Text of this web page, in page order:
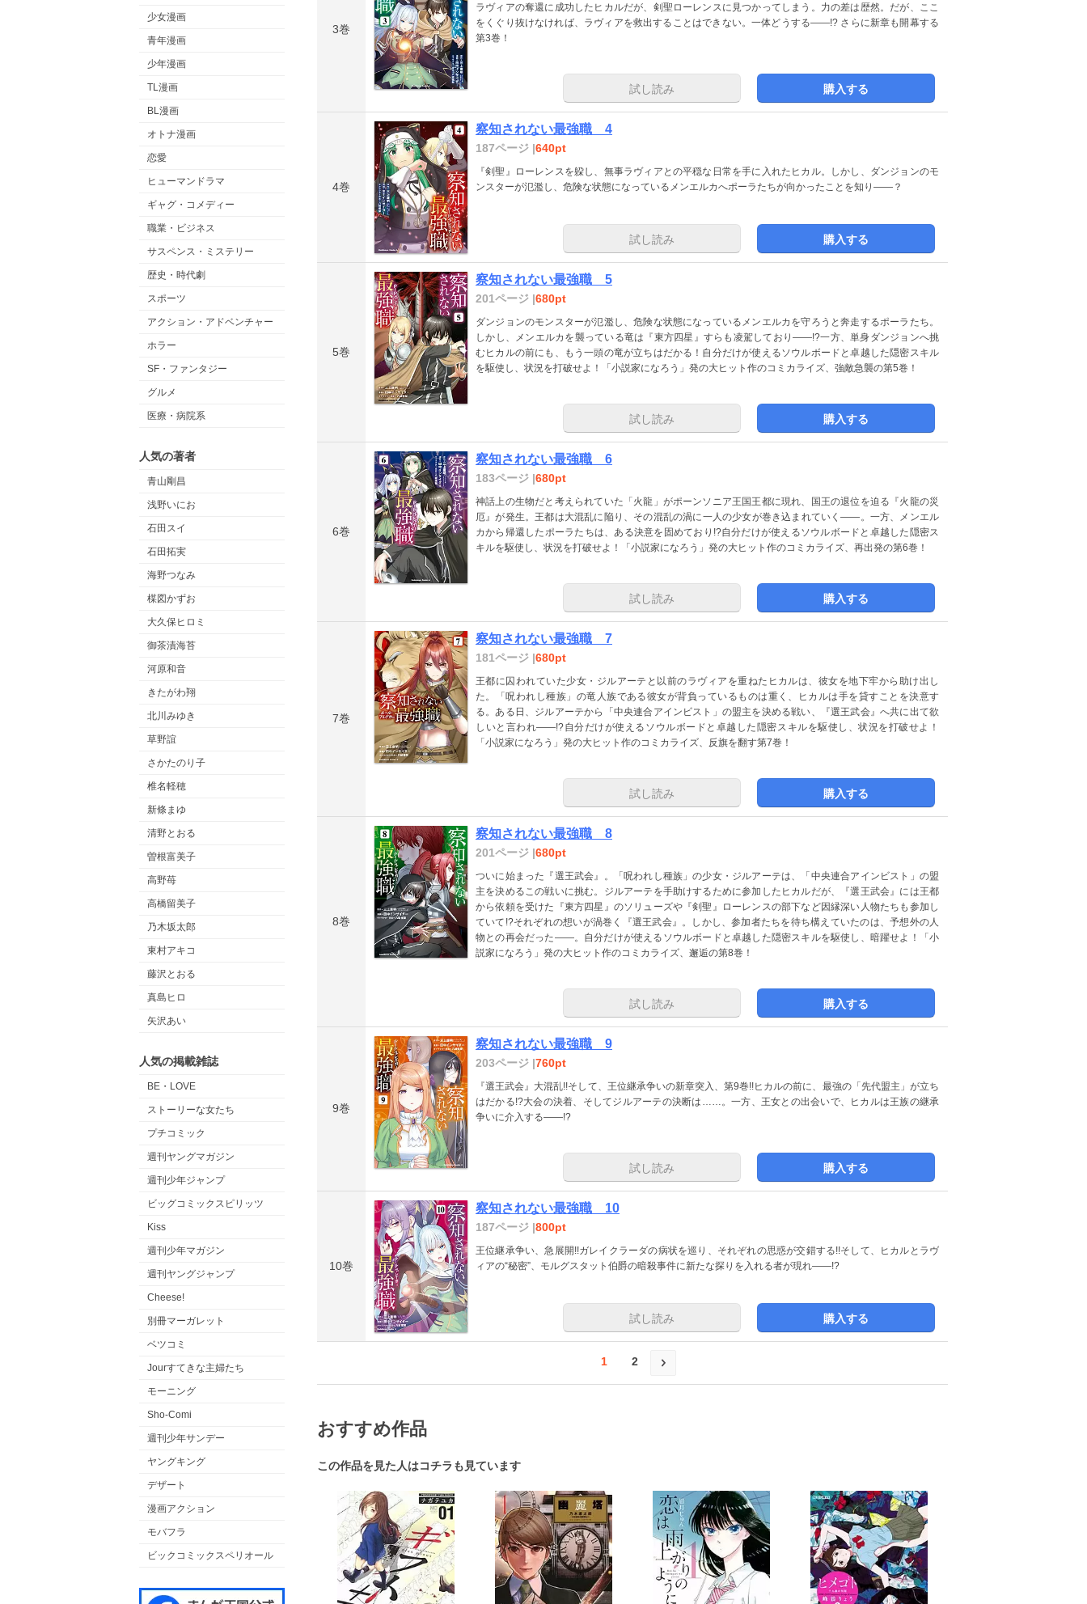
少女漫画
青年漫画
少年漫画
TL漫画
BL漫画
オトナ漫画
恋愛
ヒューマンドラマ
ギャグ・コメディー
職業・ビジネス
サスペンス・ミステリー
歴史・時代劇
スポーツ
アクション・アドベンチャー
ホラー
SF・ファンタジー
グルメ
医療・病院系
人気の著者
青山剛昌
浅野いにお
石田スイ
石田拓実
海野つなみ
楳図かずお
大久保ヒロミ
御茶漬海苔
河原和音
きたがわ翔
北川みゆき
草野誼
さかたのり子
椎名軽穂
新條まゆ
清野とおる
曽根富美子
高野苺
高橋留美子
乃木坂太郎
東村アキコ
藤沢とおる
真島ヒロ
矢沢あい
人気の掲載雑誌
BE・LOVE
ストーリーな女たち
プチコミック
週刊ヤングマガジン
週刊少年ジャンプ
ビッグコミックスピリッツ
Kiss
週刊少年マガジン
週刊ヤングジャンプ
Cheese!
別冊マーガレット
ベツコミ
Jourすてきな主婦たち
モーニング
Sho-Comi
週刊少年サンデー
ヤングキング
デザート
漫画アクション
モバフラ
ビックコミックスペリオール
3巻
ラヴィアの奪還に成功したヒカルだが、剣聖ローレンスに見つかってしまう。力の差は歴然。だが、ここ
をくぐり抜けなければ、ラヴィアを救出することはできない。一体どうする――!? さらに新章も開幕する
第3巻！
試し読み 購入する
4巻
察知されない最強職 4
187ページ |640pt
『剣聖』ローレンスを躱し、無事ラヴィアとの平穏な日常を手に入れたヒカル。しかし、ダンジョンのモ
ンスターが氾濫し、危険な状態になっているメンエルカへポーラたちが向かったことを知り――？
試し読み 購入する
5巻
察知されない最強職 5
201ページ |680pt
ダンジョンのモンスターが氾濫し、危険な状態になっているメンエルカを守ろうと奔走するポーラたち。
しかし、メンエルカを襲っている竜は『東方四星』すらも凌駕しており――!?一方、単身ダンジョンへ挑
むヒカルの前にも、もう一頭の竜が立ちはだかる！自分だけが使えるソウルボードと卓越した隠密スキル
を駆使し、状況を打破せよ！「小説家になろう」発の大ヒット作のコミカライズ、強敵急襲の第5巻！
試し読み 購入する
6巻
察知されない最強職 6
183ページ |680pt
神話上の生物だと考えられていた「火龍」がポーンソニア王国王都に現れ、国王の退位を迫る『火龍の災
厄』が発生。王都は大混乱に陥り、その混乱の渦に一人の少女が巻き込まれていく――。一方、メンエル
カから帰還したポーラたちは、ある決意を固めており!?自分だけが使えるソウルボードと卓越した隠密ス
キルを駆使し、状況を打破せよ！「小説家になろう」発の大ヒット作のコミカライズ、再出発の第6巻！
試し読み 購入する
7巻
察知されない最強職 7
181ページ |680pt
王都に囚われていた少女・ジルアーテと以前のラヴィアを重ねたヒカルは、彼女を地下牢から助け出し
た。「呪われし種族」の竜人族である彼女が背負っているものは重く、ヒカルは手を貸すことを決意す
る。ある日、ジルアーテから「中央連合アインビスト」の盟主を決める戦い、『選王武会』へ共に出て欲
しいと言われ――!?自分だけが使えるソウルボードと卓越した隠密スキルを駆使し、状況を打破せよ！
「小説家になろう」発の大ヒット作のコミカライズ、反旗を翻す第7巻！
試し読み 購入する
8巻
察知されない最強職 8
201ページ |680pt
ついに始まった『選王武会』。「呪われし種族」の少女・ジルアーテは、「中央連合アインビスト」の盟
主を決めるこの戦いに挑む。ジルアーテを手助けするために参加したヒカルだが、『選王武会』には王都
から依頼を受けた『東方四星』のソリューズや『剣聖』ローレンスの部下など因縁深い人物たちも参加し
ていて!?それぞれの想いが渦巻く『選王武会』。しかし、参加者たちを待ち構えていたのは、予想外の人
物との再会だった――。自分だけが使えるソウルボードと卓越した隠密スキルを駆使し、暗躍せよ！「小
説家になろう」発の大ヒット作のコミカライズ、邂逅の第8巻！
試し読み 購入する
9巻
察知されない最強職 9
203ページ |760pt
『選王武会』大混乱!!そして、王位継承争いの新章突入、第9巻!!ヒカルの前に、最強の「先代盟主」が立ち
はだかる!?大会の決着、そしてジルアーテの決断は……。一方、王女との出会いで、ヒカルは王族の継承
争いに介入する――!?
試し読み 購入する
10巻
察知されない最強職 10
187ページ |800pt
王位継承争い、急展開!!ガレイクラーダの病状を巡り、それぞれの思惑が交錯する!!そして、ヒカルとラヴ
ィアの“秘密”、モルグスタット伯爵の暗殺事件に新たな探りを入れる者が現れ――!?
試し読み 購入する
1 2
おすすめ作品
この作品を見た人はコチラも見ています